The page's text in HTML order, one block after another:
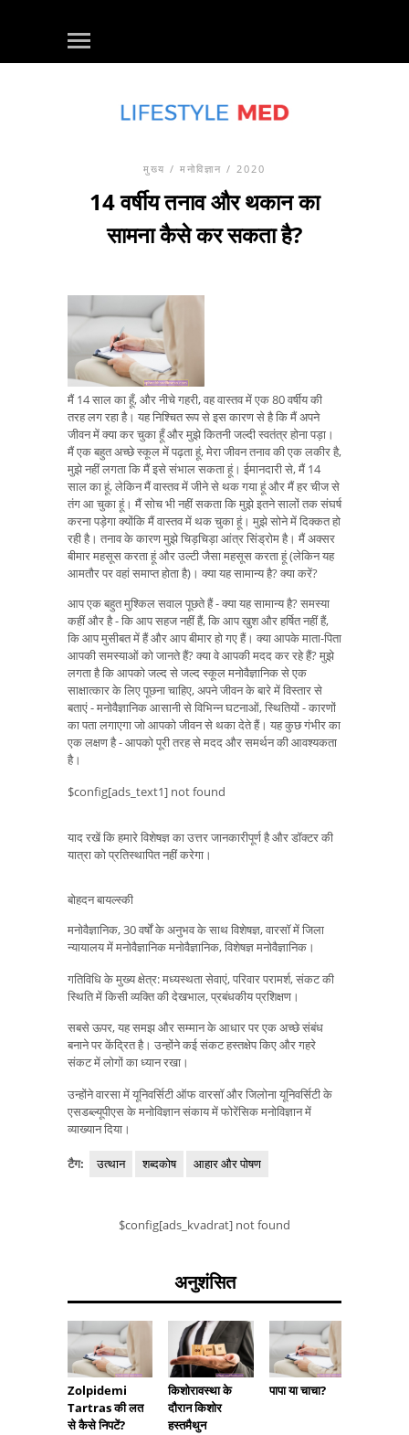
मुख्य / मनोविज्ञान / 2020
14 वर्षीय तनाव और थकान का
सामना कैसे कर सकता है?
मैं 14 साल का हूँ, और नीचे गहरी, वह वास्तव में एक 80 वर्षीय की
तरह लग रहा है। यह निश्चित रूप से इस कारण से है कि मैं अपने
जीवन में क्या कर चुका हूँ और मुझे कितनी जल्दी स्वतंत्र होना पड़ा।
मैं एक बहुत अच्छे स्कूल में पढ़ता हूं, मेरा जीवन तनाव की एक लकीर है,
मुझे नहीं लगता कि मैं इसे संभाल सकता हूं। ईमानदारी से, मैं 14
साल का हूं, लेकिन मैं वास्तव में जीने से थक गया हूं और मैं हर चीज से
तंग आ चुका हूं। मैं सोच भी नहीं सकता कि मुझे इतने सालों तक संघर्ष
करना पड़ेगा क्योंकि मैं वास्तव में थक चुका हूं। मुझे सोने में दिक्कत हो
रही है। तनाव के कारण मुझे चिड़चिड़ा आंत्र सिंड्रोम है। मैं अक्सर
बीमार महसूस करता हूं और उल्टी जैसा महसूस करता हूं (लेकिन यह
आमतौर पर वहां समाप्त होता है)। क्या यह सामान्य है? क्या करें?
आप एक बहुत मुश्किल सवाल पूछते हैं - क्या यह सामान्य है? समस्या
कहीं और है - कि आप सहज नहीं हैं, कि आप खुश और हर्षित नहीं हैं,
कि आप मुसीबत में हैं और आप बीमार हो गए हैं। क्या आपके माता-पिता
आपकी समस्याओं को जानते हैं? क्या वे आपकी मदद कर रहे हैं? मुझे
लगता है कि आपको जल्द से जल्द स्कूल मनोवैज्ञानिक से एक
साक्षात्कार के लिए पूछना चाहिए, अपने जीवन के बारे में विस्तार से
बताएं - मनोवैज्ञानिक आसानी से विभिन्न घटनाओं, स्थितियों - कारणों
का पता लगाएगा जो आपको जीवन से थका देते हैं। यह कुछ गंभीर का
एक लक्षण है - आपको पूरी तरह से मदद और समर्थन की आवश्यकता
है।
$config[ads_text1] not found
याद रखें कि हमारे विशेषज्ञ का उत्तर जानकारीपूर्ण है और डॉक्टर की
यात्रा को प्रतिस्थापित नहीं करेगा।
बोहदन बायल्स्की
मनोवैज्ञानिक, 30 वर्षों के अनुभव के साथ विशेषज्ञ, वारसॉ में जिला
न्यायालय में मनोवैज्ञानिक मनोवैज्ञानिक, विशेषज्ञ मनोवैज्ञानिक।
गतिविधि के मुख्य क्षेत्र: मध्यस्थता सेवाएं, परिवार परामर्श, संकट की
स्थिति में किसी व्यक्ति की देखभाल, प्रबंधकीय प्रशिक्षण।
सबसे ऊपर, यह समझ और सम्मान के आधार पर एक अच्छे संबंध
बनाने पर केंद्रित है। उन्होंने कई संकट हस्तक्षेप किए और गहरे
संकट में लोगों का ध्यान रखा।
उन्होंने वारसा में यूनिवर्सिटी ऑफ वारसॉ और जिलोना यूनिवर्सिटी के
एसडब्ल्यूपीएस के मनोविज्ञान संकाय में फोरेंसिक मनोविज्ञान में
व्याख्यान दिया।
टैग: उत्थान शब्दकोष आहार और पोषण
$config[ads_kvadrat] not found
अनुशंसित
Zolpidemi
Tartras की लत
से कैसे निपटें?
किशोरावस्था के
दौरान किशोर
हस्तमैथुन
पापा या चाचा?